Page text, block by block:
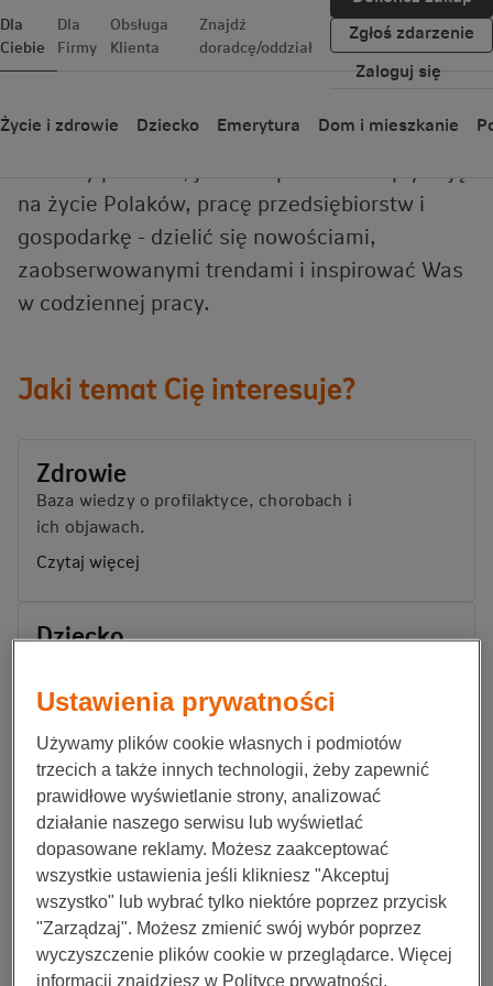
Dla
Ciebie
Dla
Firmy
Obsługa
Klienta
Znajdź
doradcę/oddział
Zgłoś zdarzenie
Zaloguj się
Życie i zdrowie Dziecko Emerytura Dom i mieszkanie
Dobrze Cię widzieć
na życie Polaków, pracę przedsiębiorstw i
gospodarkę - dzielić się nowościami,
zaobserwowanymi trendami i inspirować Was
w codziennej pracy.
Jaki temat Cię interesuje?
Zdrowie
Baza wiedzy o profilaktyce, chorobach i
ich objawach.
Czytaj więcej
Dziecko
dotyczące zdrowia i życia.
Zdrowy styl życia
Przewodnik po dobrych nawykach i
wiedzy ogólnej.
Czytaj więcej
Ustawienia prywatności
Używamy plików cookie własnych i podmiotów
trzecich a także innych technologii, żeby zapewnić
prawidłowe wyświetlanie strony, analizować
działanie naszego serwisu lub wyświetlać
dopasowane reklamy. Możesz zaakceptować
wszystkie ustawienia jeśli klikniesz "Akceptuj
wszystko" lub wybrać tylko niektóre poprzez przycisk
"Zarządzaj". Możesz zmienić swój wybór poprzez
wyczyszczenie plików cookie w przeglądarce. Więcej
informacji znajdziesz w Polityce prywatności.